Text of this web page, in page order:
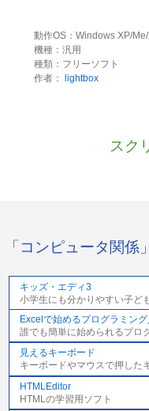
動作OS：Windows XP/
機種：汎用
種類：フリーソフト
作者：
lightbox
スク
「コンピュータ関
キッズ・エディ3
小学生にも分かりやすい子ど
Excelで始めるプログラミン
誰でも簡単に始められるプロ
見えるキーボード
キーボードやマウスで押した
HTMLEditor
HTMLの学習用ソフト